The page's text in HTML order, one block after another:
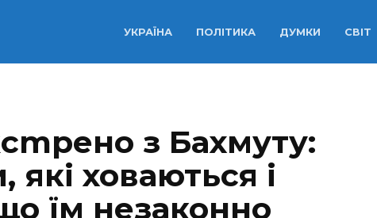
УКРАЇНА ПОЛІТИКА ДУМКИ СВІТ
з Бахмуту:
які ховаються і
їм незаконно